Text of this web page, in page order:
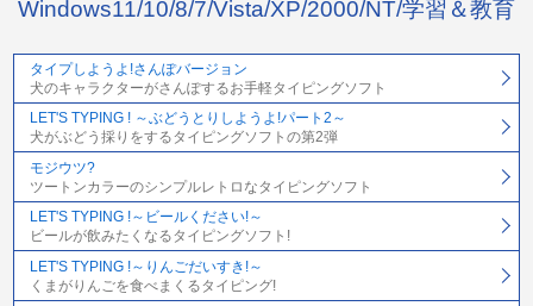
Windows11/10/8/7/Vista/XP/2000/NT/学習＆教育
タイプしようよ!さんぽバージョン
犬のキャラクターがさんぽするお手軽タイピングソフト
LET'S TYPING ! ～ぶどうとりしようよ!パート2～
犬がぶどう採りをするタイピングソフトの第2弾
モジウツ?
ツートンカラーのシンプルレトロなタイピングソフト
LET'S TYPING !～ビールください!～
ビールが飲みたくなるタイピングソフト!
LET'S TYPING !～りんごだいすき!～
くまがりんごを食べまくるタイピング!